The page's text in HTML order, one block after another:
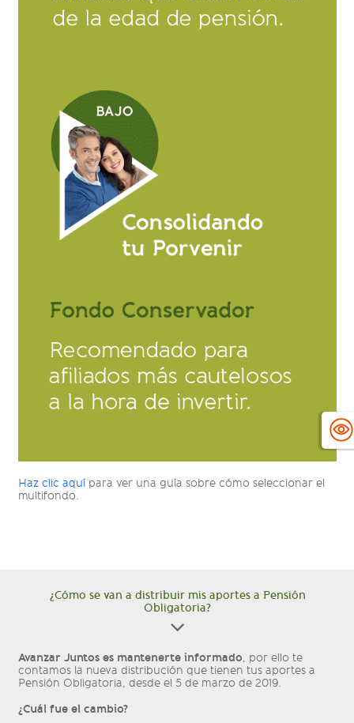
Haz clic aquí para ver una guía sobre cómo seleccionar el
multifondo.
¿Cómo se van a distribuir mis aportes a Pensión
Obligatoria?
Avanzar Juntos es mantenerte informado, por ello te
contamos la nueva distribución que tienen tus aportes a
Pensión Obligatoria, desde el 5 de marzo de 2019.
¿Cuál fue el cambio?